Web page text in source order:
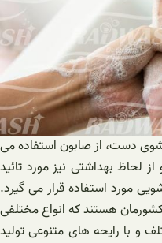
دست، از صابون استفاده می
لحاظ بهداشتی نیز مورد تائید
مورد استفاده قرار می گیرد.
هستند که انواع مختلفی
و با رایحه های متنوعی تولید